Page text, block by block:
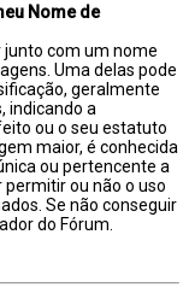
Nome de
junto com um nome
Uma delas pode
geralmente
indicando a
ou o seu estatuto
maior, é conhecida
ou pertencente a
ou não o uso
Se não conseguir
do Fórum.